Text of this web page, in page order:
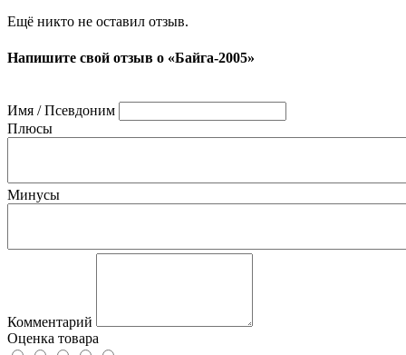
Ещё никто не оставил отзыв.
Напишите свой отзыв о «Байга-2005»
Имя / Псевдоним
Плюсы
Минусы
Комментарий
Оценка товара